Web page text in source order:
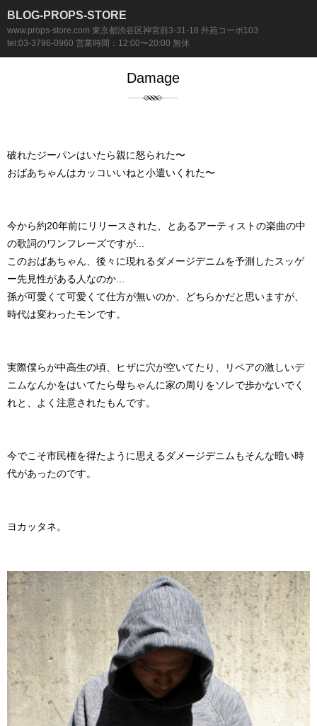
BLOG-PROPS-STORE
www.props-store.com 東京都渋谷区神宮前3-31-18 外苑コーポ103
tel:03-3796-0960 営業時間：12:00〜20:00 無休
Damage
破れたジーパンはいたら親に怒られた〜
おばあちゃんはカッコいいねと小遣いくれた〜
今から約20年前にリリースされた、とあるアーティストの楽曲の中
の歌詞のワンフレーズですが...
このおばあちゃん、後々に現れるダメージデニムを予測したスッゲ
ー先見性がある人なのか...
孫が可愛くて可愛くて仕方が無いのか、どちらかだと思いますが、
時代は変わったモンです。
実際僕らが中高生の頃、ヒザに穴が空いてたり、リペアの激しいデ
ニムなんかをはいてたら母ちゃんに家の周りをソレで歩かないでく
れと、よく注意されたもんです。
今でこそ市民権を得たように思えるダメージデニムもそんな暗い時
代があったのです。
ヨカッタネ。